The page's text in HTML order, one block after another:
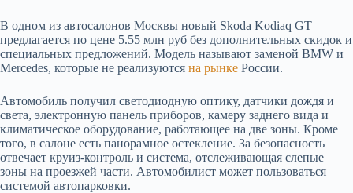
В одном из автосалонов Москвы новый Skoda Kodiaq GT
предлагается по цене 5.55 млн руб без дополнительных скидок и
специальных предложений. Модель называют заменой BMW и
Mercedes, которые не реализуются на рынке России.
Автомобиль получил светодиодную оптику, датчики дождя и
света, электронную панель приборов, камеру заднего вида и
климатическое оборудование, работающее на две зоны. Кроме
того, в салоне есть панорамное остекление. За безопасность
отвечает круиз-контроль и система, отслеживающая слепые
зоны на проезжей части. Автомобилист может пользоваться
системой автопарковки.